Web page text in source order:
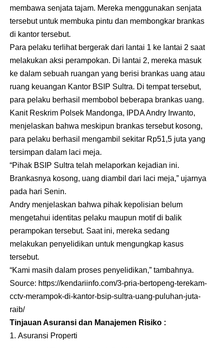
membawa senjata tajam. Mereka menggunakan senjata
tersebut untuk membuka pintu dan membongkar brankas
di kantor tersebut.
Para pelaku terlihat bergerak dari lantai 1 ke lantai 2 saat
melakukan aksi perampokan. Di lantai 2, mereka masuk
ke dalam sebuah ruangan yang berisi brankas uang atau
ruang keuangan Kantor BSIP Sultra. Di tempat tersebut,
para pelaku berhasil membobol beberapa brankas uang.
Kanit Reskrim Polsek Mandonga, IPDA Andry Irwanto,
menjelaskan bahwa meskipun brankas tersebut kosong,
para pelaku berhasil mengambil sekitar Rp51,5 juta yang
tersimpan dalam laci meja.
“Pihak BSIP Sultra telah melaporkan kejadian ini.
Brankasnya kosong, uang diambil dari laci meja,” ujarnya
pada hari Senin.
Andry menjelaskan bahwa pihak kepolisian belum
mengetahui identitas pelaku maupun motif di balik
perampokan tersebut. Saat ini, mereka sedang
melakukan penyelidikan untuk mengungkap kasus
tersebut.
“Kami masih dalam proses penyelidikan,” tambahnya.
Source: https://kendariinfo.com/3-pria-bertopeng-terekam-
cctv-merampok-di-kantor-bsip-sultra-uang-puluhan-juta-
raib/
Tinjauan Asuransi dan Manajemen Risiko :
Asuransi Properti